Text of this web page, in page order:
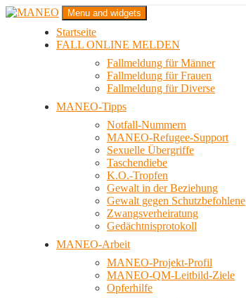
Zum
MANEO
Das schwule Anti-Gewalt-Projekt in Berlin
Menu and widgets
Startseite
FALL ONLINE MELDEN
Fallmeldung für Männer
Fallmeldung für Frauen
Fallmeldung für Diverse
MANEO-Tipps
Notfall-Nummern
MANEO-Refugee-Support
Sexuelle Übergriffe
Taschendiebe
K.O.-Tropfen
Gewalt in der Beziehung
Gewalt gegen Schutzbefohlene
Zwangsverheiratung
Gedächtnisprotokoll
MANEO-Arbeit
MANEO-Projekt-Profil
MANEO-QM-Leitbild-Ziele
Opferhilfe